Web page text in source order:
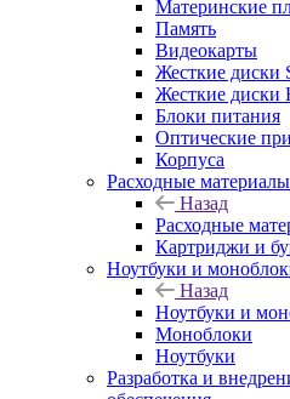
Материнские
Память
Видеокарты
Жесткие диски
Жесткие диски
Блоки питания
Оптические
Корпуса
Расходные материалы
Назад
Расходные
Картриджи и
Ноутбуки и
Назад
Ноутбуки и
Моноблоки
Ноутбуки
Разработка и